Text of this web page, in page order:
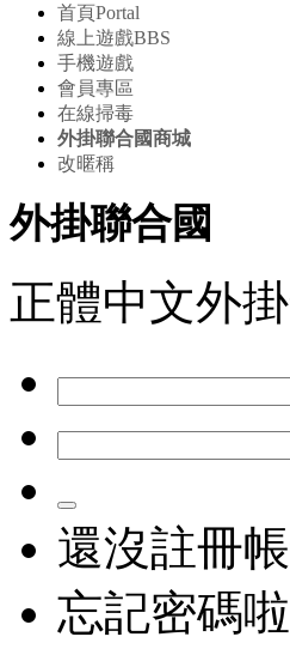
首頁Portal
線上遊戲BBS
手機遊戲
會員專區
在線掃毒
外掛聯合國商城
改暱稱
外掛聯合國
正體中文外
還沒註冊
忘記密碼